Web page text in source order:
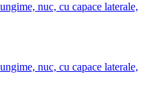
nuc, cu capace laterale,
nuc, cu capace laterale,